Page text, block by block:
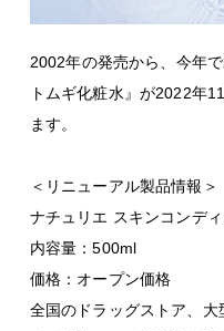
2002年の発売から、今年で
トムギ化粧水』が2022年11
ます。
＜リニューアル製品情報＞
ナチュリエ スキンコンデ
内容量：500ml
価格：オープン価格
全国のドラッグストア、